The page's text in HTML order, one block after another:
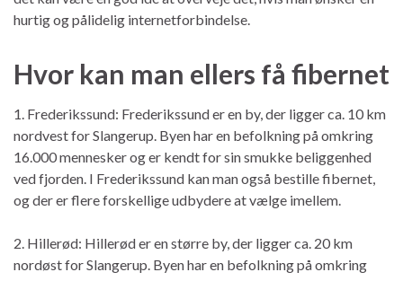
hurtig og pålidelig internetforbindelse.
Hvor kan man ellers få fibernet
1. Frederikssund: Frederikssund er en by, der ligger ca. 10 km
nordvest for Slangerup. Byen har en befolkning på omkring
16.000 mennesker og er kendt for sin smukke beliggenhed
ved fjorden. I Frederikssund kan man også bestille fibernet,
og der er flere forskellige udbydere at vælge imellem.
2. Hillerød: Hillerød er en større by, der ligger ca. 20 km
nordøst for Slangerup. Byen har en befolkning på omkring